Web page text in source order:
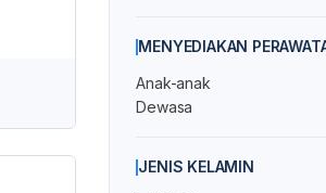
MENYEDIAKAN
Anak-anak
Dewasa
JENIS KELAMIN